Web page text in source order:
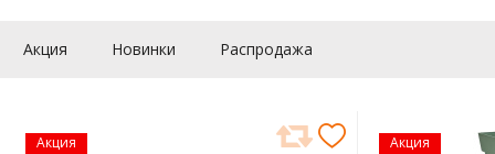
Акция Новинки Распродажа
Акция Акция